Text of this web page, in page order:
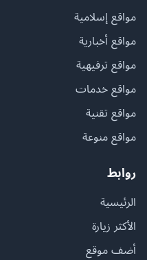
مواقع إسلامية
مواقع أخبارية
مواقع ترفيهية
مواقع خدمات
مواقع تقنية
مواقع منوعة
روابط
الرئيسية
الأكثر زيارة
أضف موقع